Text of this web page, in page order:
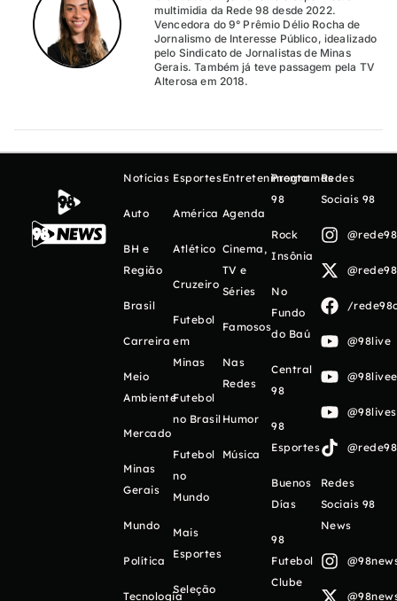
multimidia da Rede 98 desde 2022.
Vencedora do 9° Prêmio Délio Rocha de
Jornalismo de Interesse Público, idealizado
pelo Sindicato de Jornalistas de Minas
Gerais. Também já teve passagem pela TV
Alterosa em 2018.
Notícias
Auto
BH e
Região
Brasil
Carreira
Meio
Ambiente
Mercado
Minas
Gerais
Mundo
Política
Tecnologia
Esportes
América
Atlético
Cruzeiro
Futebol
em
Minas
Futebol
no Brasil
Futebol
no
Mundo
Mais
Esportes
Seleção
Entretenimento
Agenda
Cinema,
TV e
Séries
Famosos
Nas
Redes
Humor
Música
Programas
98
Rock
Insônia
No
Fundo
do Baú
Central
98
98
Esportes
Buenos
Días
98
Futebol
Clube
Redes
Sociais 98
/
@98live
Redes
Sociais 98
News